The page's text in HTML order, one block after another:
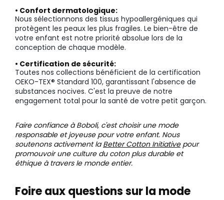
• Confort dermatologique:
Nous sélectionnons des tissus hypoallergéniques qui
protègent les peaux les plus fragiles. Le bien-être de
votre enfant est notre priorité absolue lors de la
conception de chaque modèle.
• Certification de sécurité:
Toutes nos collections bénéficient de la certification
OEKO-TEX® Standard 100, garantissant l'absence de
substances nocives. C'est la preuve de notre
engagement total pour la santé de votre petit garçon.
Faire confiance à Boboli, c'est choisir une mode
responsable et joyeuse pour votre enfant. Nous
soutenons activement laBetter Cotton Initiativepour
promouvoir une culture du coton plus durable et
éthique à travers le monde entier.
Foire aux questions sur la mode